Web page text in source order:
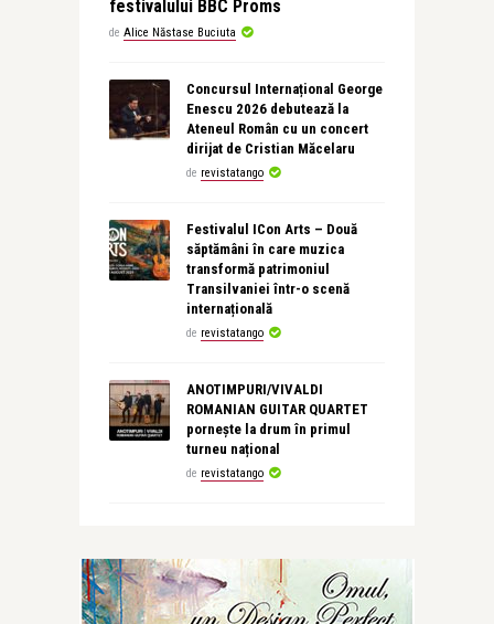
festivalului BBC Proms
de Alice Năstase Buciuta
Concursul Internațional George
Enescu 2026 debutează la
Ateneul Român cu un concert
dirijat de Cristian Măcelaru
de revistatango
Festivalul ICon Arts – Două
săptămâni în care muzica
transformă patrimoniul
Transilvaniei într-o scenă
internațională
de revistatango
ANOTIMPURI/VIVALDI
ROMANIAN GUITAR QUARTET
pornește la drum în primul
turneu național
de revistatango